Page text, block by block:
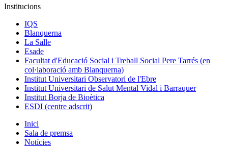
Institucions
IQS
Blanquerna
La Salle
Esade
Facultat d'Educació Social i Treball Social Pere Tarrés (en
col·laboració amb Blanquerna)
Institut Universitari Observatori de l'Ebre
Institut Universitari de Salut Mental Vidal i Barraquer
Institut Borja de Bioètica
ESDI (centre adscrit)
Inici
Sala de premsa
Notícies